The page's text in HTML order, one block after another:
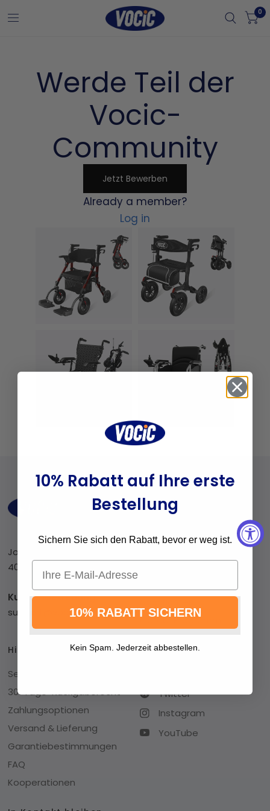
0
Werde Teil der
Vocic-
Community
Jetzt Bewerben
Already a member?
Log in
Johann-Vaillant-Str. 5
40721 Hilden
Kundenbetreuung:
support@vocic.eu
Unternehmen
Über uns
Datenschutzrichtlinien
Collab-Programm
Hilfe zur Bestellung
Sendungsverfolgung
30-Tage-Rückgaberecht
Zahlungsoptionen
Versand & Lieferung
Garantiebestimmungen
FAQ
Kooperationen
Folgen Sie VOCIC
Twitter
Instagram
YouTube
10% Rabatt auf Ihre erste
Bestellung
Sichern Sie sich den Rabatt, bevor er weg ist.
Email
10% RABATT SICHERN
Kein Spam. Jederzeit abbestellen.